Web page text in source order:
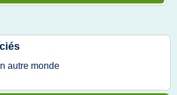
autre monde